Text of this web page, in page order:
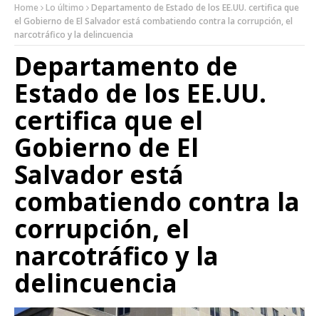
Home Lo último
Departamento de Estado de los EE.UU. certifica que
el Gobierno de El Salvador está combatiendo contra la corrupción, el
narcotráfico y la delincuencia
Departamento de
Estado de los EE.UU.
certifica que el
Gobierno de El
Salvador está
combatiendo contra la
corrupción, el
narcotráfico y la
delincuencia